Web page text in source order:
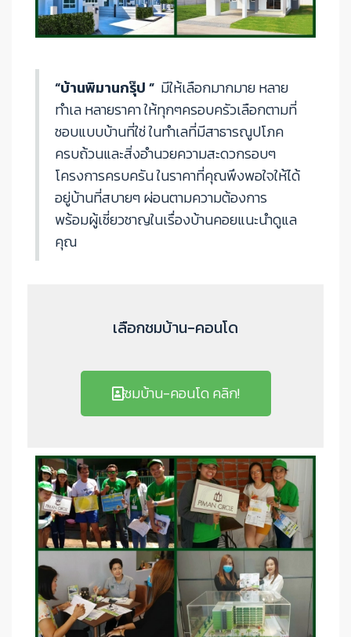
“บ้านพิมานกรุ๊ป ” มีให้เลือกมากมาย หลาย
ทำเล หลายราคา ให้ทุกๆครอบครัวเลือกตามที่
ชอบแบบบ้านที่ใช่ ในทำเลที่มีสาธารณูปโภค
ครบถ้วนและสิ่งอำนวยความสะดวกรอบๆ
โครงการครบครัน ในราคาที่คุณพึงพอใจให้ได้
อยู่บ้านที่สบายๆ ผ่อนตามความต้องการ
พร้อมผู้เชี่ยวชาญในเรื่องบ้านคอยแนะนำดูแล
คุณ
เลือกชมบ้าน-คอนโด
ชมบ้าน-คอนโด คลิก!